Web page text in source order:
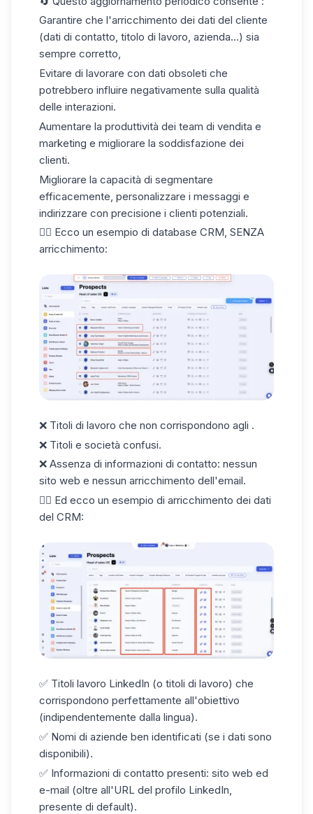
Garantire che l'arricchimento dei dati del cliente
(dati di contatto, titolo di lavoro, azienda...) sia
sempre corretto,
Evitare di lavorare con dati obsoleti che
potrebbero influire negativamente sulla qualità
delle interazioni.
Aumentare la produttività dei team di vendita e
marketing e migliorare la soddisfazione dei
clienti.
Migliorare la capacità di segmentare
efficacemente, personalizzare i messaggi e
indirizzare con precisione i clienti potenziali.
👇🏼 Ecco un esempio di database CRM, SENZA
arricchimento:
❌ Titoli di lavoro che non corrispondono agli .
❌ Titoli e società confusi.
❌ Assenza di informazioni di contatto: nessun
sito web e nessun arricchimento dell'email.
👇🏼 Ed ecco un esempio di arricchimento dei dati
del CRM:
✅ Titoli lavoro LinkedIn (o titoli di lavoro) che
corrispondono perfettamente all'obiettivo
(indipendentemente dalla lingua).
✅ Nomi di aziende ben identificati (se i dati sono
disponibili).
✅ Informazioni di contatto presenti: sito web ed
e-mail (oltre all'URL del profilo LinkedIn,
presente di default).